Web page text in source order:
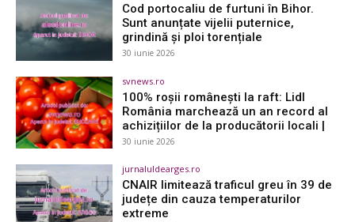
Cod portocaliu de furtuni în Bihor.
Sunt anunțate vijelii puternice,
grindină și ploi torențiale
30 iunie 2026
svnews.ro
100% roșii românești la raft: Lidl
România marchează un an record al
achizițiilor de la producătorii locali |
30 iunie 2026
jurnaluldearges.ro
CNAIR limitează traficul greu în 39 de
județe din cauza temperaturilor
extreme